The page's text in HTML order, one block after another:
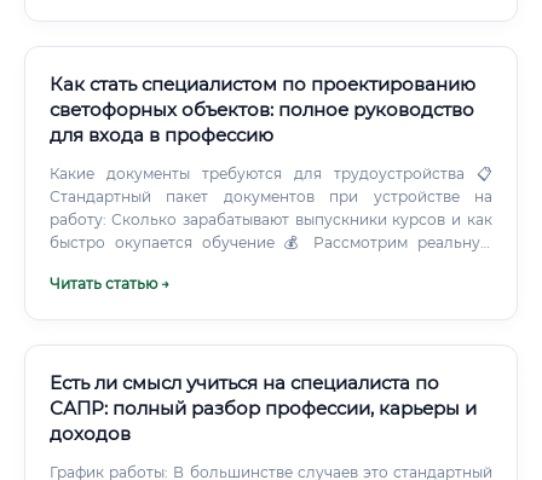
историко-культурное наследие. Функциональное
зонирование: Разделение территории на
функциональные зоны (жилые, промышленные,
рекреационные, общественно-деловые) для
предотвращения конфликтов между ними и обеспечения
логичного использования земли.
Как стать специалистом по проектированию
светофорных объектов: полное руководство
для входа в профессию
Какие документы требуются для трудоустройства 📋
Стандартный пакет документов при устройстве на
работу: Сколько зарабатывают выпускники курсов и как
быстро окупается обучение 💰 Рассмотрим реальную
окупается исключительно быстро — в среднем за 1–2
государственного финансирования транспортной
инфраструктуры и роста городских агломераций, спрос
на специалистов будет только расти.
Читать статью →
Есть ли смысл учиться на специалиста по
САПР: полный разбор профессии, карьеры и
доходов
График работы: В большинстве случаев это стандартный